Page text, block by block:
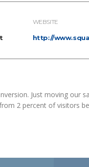
WEBSITE
http://
Just moving our
2 percent of visitors